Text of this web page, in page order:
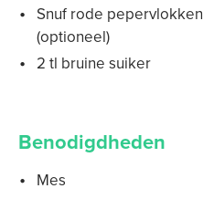
Snuf rode pepervlokken
(optioneel)
2 tl bruine suiker
Benodigdheden
Mes